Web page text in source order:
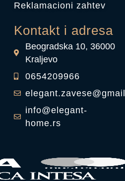
Reklamacioni zahtev
Kontakt i adresa
Beogradska 10, 36000
Kraljevo
0654209966
info@elegant-
home.rs